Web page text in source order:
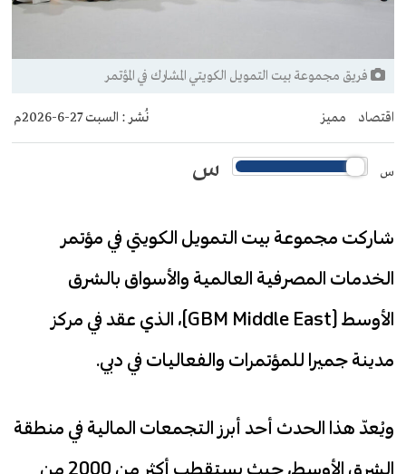
فريق مجموعة بيت التمويل الكويتي المشارك في المؤتمر
اقتصاد مميز نُشر : السبت 27-6-2026م
س س
شاركت مجموعة بيت التمويل الكويتي في مؤتمر
الخدمات المصرفية العالمية والأسواق بالشرق
الأوسط (GBM Middle East)، الذي عقد في مركز
مدينة جميرا للمؤتمرات والفعاليات في دبي.
ويُعدّ هذا الحدث أحد أبرز التجمعات المالية في منطقة
الشرق الأوسط، حيث يستقطب أكثر من 2000 من